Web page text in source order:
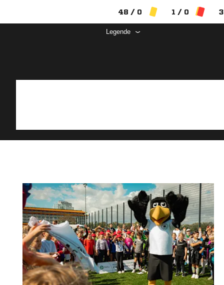
48 / 0 1 / 0
Legende